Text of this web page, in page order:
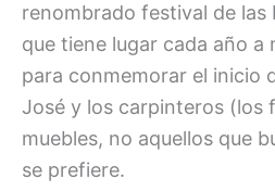
renombrado festival de las
que tiene lugar cada año a
para conmemorar el inicio
José y los carpinteros (los
muebles, no aquellos que
se prefiere.